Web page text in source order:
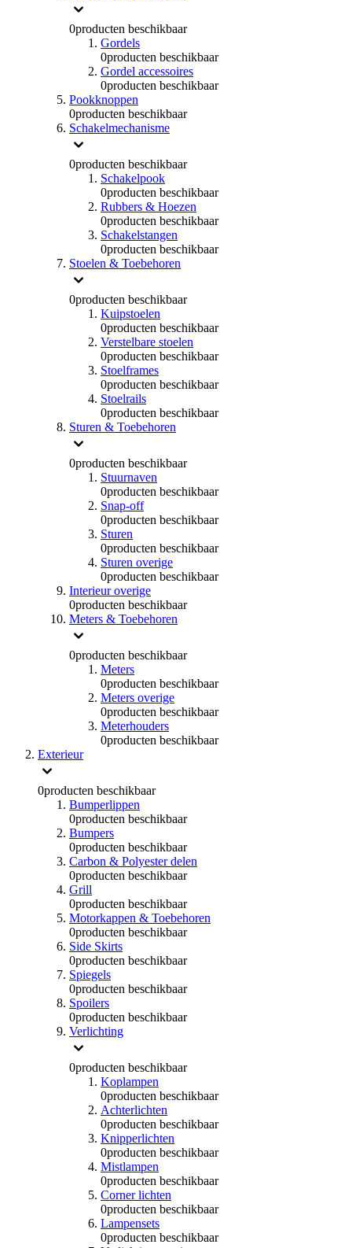
0producten beschikbaar
Gordels
0producten beschikbaar
Gordel accessoires
0producten beschikbaar
Pookknoppen
0producten beschikbaar
Schakelmechanisme
0producten beschikbaar
Schakelpook
0producten beschikbaar
Rubbers & Hoezen
0producten beschikbaar
Schakelstangen
0producten beschikbaar
Stoelen & Toebehoren
0producten beschikbaar
Kuipstoelen
0producten beschikbaar
Verstelbare stoelen
0producten beschikbaar
Stoelframes
0producten beschikbaar
Stoelrails
0producten beschikbaar
Sturen & Toebehoren
0producten beschikbaar
Stuurnaven
0producten beschikbaar
Snap-off
0producten beschikbaar
Sturen
0producten beschikbaar
Sturen overige
0producten beschikbaar
Interieur overige
0producten beschikbaar
Meters & Toebehoren
0producten beschikbaar
Meters
0producten beschikbaar
Meters overige
0producten beschikbaar
Meterhouders
0producten beschikbaar
Exterieur
0producten beschikbaar
Bumperlippen
0producten beschikbaar
Bumpers
0producten beschikbaar
Carbon & Polyester delen
0producten beschikbaar
Grill
0producten beschikbaar
Motorkappen & Toebehoren
0producten beschikbaar
Side Skirts
0producten beschikbaar
Spiegels
0producten beschikbaar
Spoilers
0producten beschikbaar
Verlichting
0producten beschikbaar
Koplampen
0producten beschikbaar
Achterlichten
0producten beschikbaar
Knipperlichten
0producten beschikbaar
Mistlampen
0producten beschikbaar
Corner lichten
0producten beschikbaar
Lampensets
0producten beschikbaar